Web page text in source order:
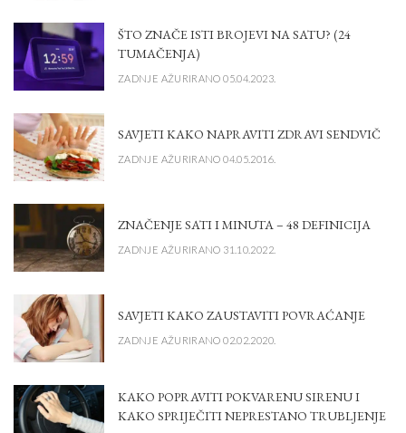
ŠTO ZNAČE ISTI BROJEVI NA SATU? (24
TUMAČENJA)
ZADNJE AŽURIRANO 05.04.2023.
SAVJETI KAKO NAPRAVITI ZDRAVI SENDVIČ
ZADNJE AŽURIRANO 04.05.2016.
ZNAČENJE SATI I MINUTA – 48 DEFINICIJA
ZADNJE AŽURIRANO 31.10.2022.
SAVJETI KAKO ZAUSTAVITI POVRAĆANJE
ZADNJE AŽURIRANO 02.02.2020.
KAKO POPRAVITI POKVARENU SIRENU I
KAKO SPRIJEČITI NEPRESTANO TRUBLJENJE